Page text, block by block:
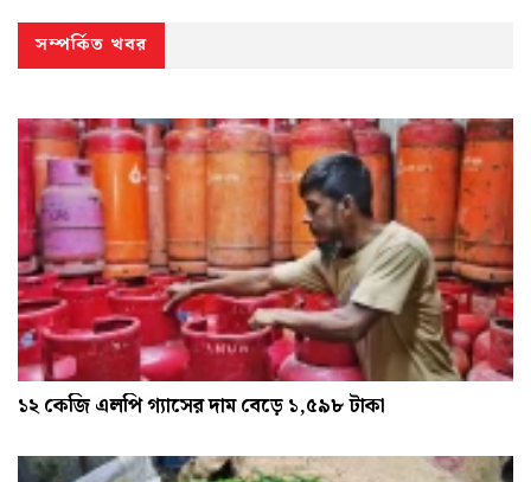
সম্পর্কিত খবর
১২ কেজি এলপি গ্যাসের দাম বেড়ে ১,৫৯৮ টাকা